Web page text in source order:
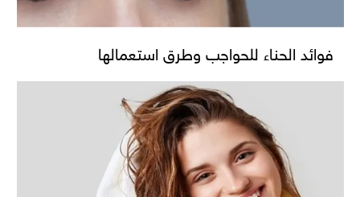
فوائد الحناء للحواجب وطرق استعمالها